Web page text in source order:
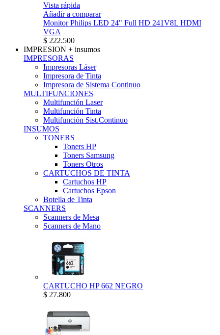
Vista rápida
Añadir a comparar
Monitor Philips LED 24" Full HD 241V8L HDMI
VGA
$ 222.500
IMPRESION + insumos
IMPRESORAS
Impresoras Láser
Impresora de Tinta
Impresora de Sistema Continuo
MULTIFUNCIONES
Multifunción Laser
Multifunción Tinta
Multifunción Sist.Continuo
INSUMOS
TONERS
Toners HP
Toners Samsung
Toners Otros
CARTUCHOS DE TINTA
Cartuchos HP
Cartuchos Epson
Botella de Tinta
SCANNERS
Scanners de Mesa
Scanners de Mano
CARTUCHO HP 662 NEGRO
$ 27.800